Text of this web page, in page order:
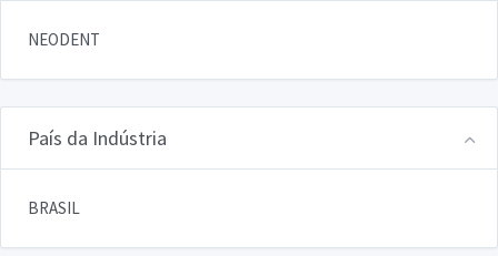
NEODENT
País da Indústria
BRASIL